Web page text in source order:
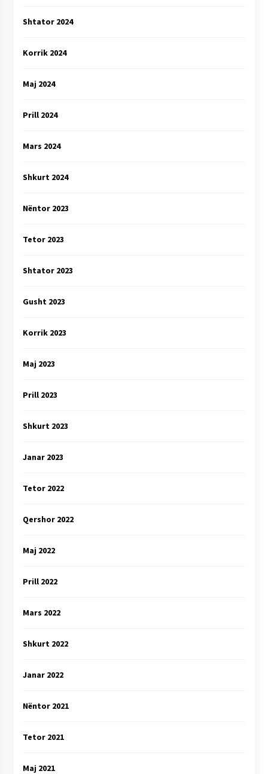
Shtator 2024
Korrik 2024
Maj 2024
Prill 2024
Mars 2024
Shkurt 2024
Nëntor 2023
Tetor 2023
Shtator 2023
Gusht 2023
Korrik 2023
Maj 2023
Prill 2023
Shkurt 2023
Janar 2023
Tetor 2022
Qershor 2022
Maj 2022
Prill 2022
Mars 2022
Shkurt 2022
Janar 2022
Nëntor 2021
Tetor 2021
Maj 2021